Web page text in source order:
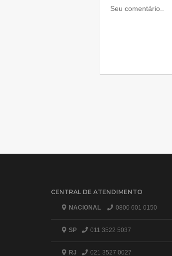
CENTRAL DE ATENDIMENTO
NACIONAL 0800 601 0150
SP 011 3522 5037
RJ 021 3527 0027